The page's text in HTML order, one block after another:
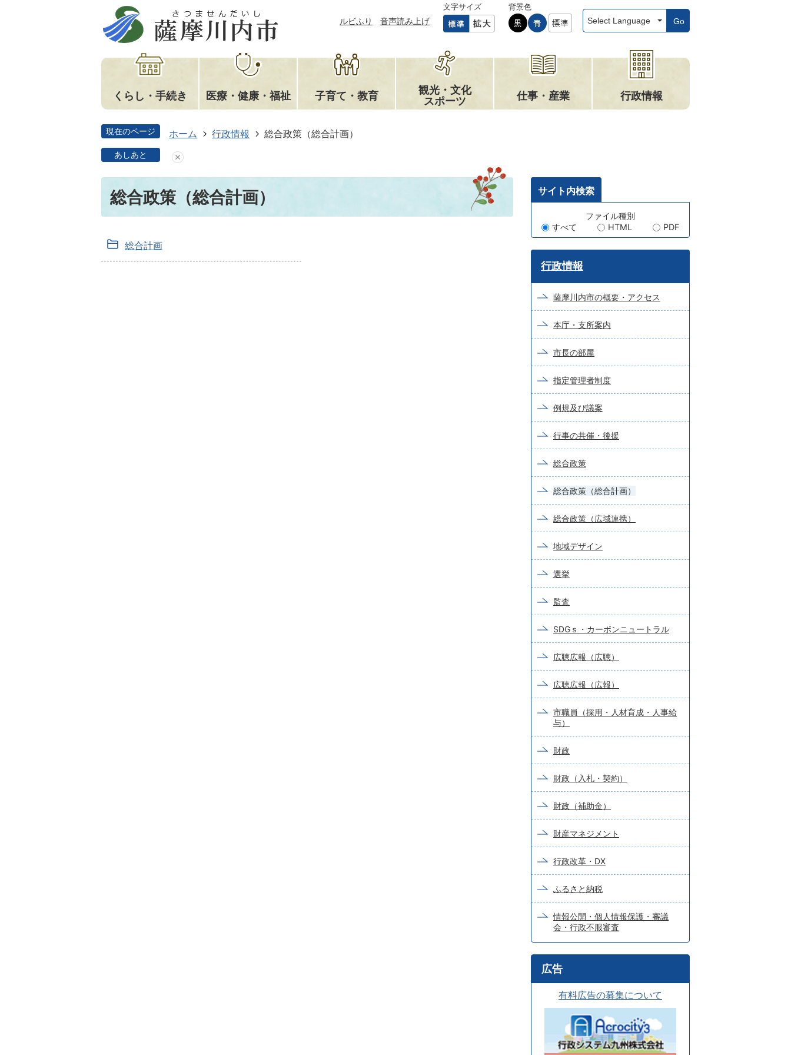
ルビふり 音声読み上げ
文字サイズ
背景色
Go
くらし・手続き 医療・健康・福祉 子育て・教育
観光・文化
スポーツ
仕事・産業 行政情報
現在のページ ホーム 行政情報 総合政策（総合計画）
あしあと
総合政策（総合計画）
総合計画
サイト内検索
ー
ワ
ー
ド
検
索
ファイル種別
すべて
HTML PDF
行政情報
薩摩川内市の概要・アクセス
本庁・支所案内
市長の部屋
指定管理者制度
例規及び議案
行事の共催・後援
総合政策
総合政策（総合計画）
総合政策（広域連携）
地域デザイン
選挙
監査
SDGｓ・カーボンニュートラル
広聴広報（広聴）
広聴広報（広報）
市職員（採用・人材育成・人事給
与）
財政
財政（入札・契約）
財政（補助金）
財産マネジメント
行政改革・DX
ふるさと納税
情報公開・個人情報保護・審議
会・行政不服審査
広告
有料広告の募集について